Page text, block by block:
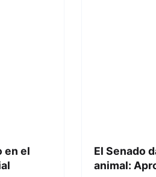
en el
El Senado
animal: